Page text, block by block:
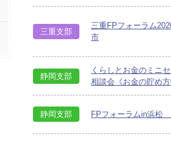
三重支部
三重FPフォーラム
市
静岡支部
くらしとお金のミニ
相談会《お金の貯め
静岡支部 FPフォーラムin浜松